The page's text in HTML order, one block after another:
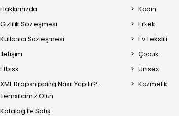
Hakkımızda
Gizlilik Sözleşmesi
Kullanıcı Sözleşmesi
İletişim
Etbiss
XML Dropshipping Nasıl Yapılır?-
Temsilcimiz Olun
Katalog İle Satış
Kadın
Erkek
Ev Tekstili
Çocuk
Unisex
Kozmetik